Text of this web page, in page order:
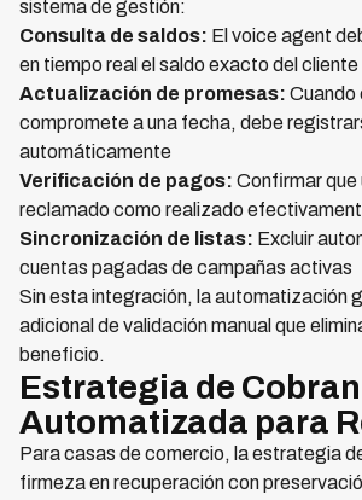
sistema de gestión:
Consulta de saldos: El voice agent
en tiempo real el saldo exacto del cliente
Actualización de promesas: Cuando
compromete a una fecha, debe
automáticamente
Verificación de pagos: Confirmar que
reclamado como realizado
Sincronización de listas: Excluir
cuentas pagadas de campañas activas
Sin esta integración, la automatización
adicional de validación manual que
beneficio.
Estrategia de
Automatizada para
Para casas de comercio, la estrategia
firmeza en recuperación con